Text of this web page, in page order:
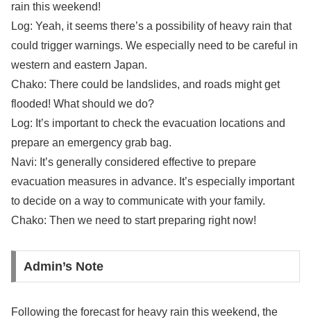
rain this weekend!
Log: Yeah, it seems there’s a possibility of heavy rain that
could trigger warnings. We especially need to be careful in
western and eastern Japan.
Chako: There could be landslides, and roads might get
flooded! What should we do?
Log: It’s important to check the evacuation locations and
prepare an emergency grab bag.
Navi: It’s generally considered effective to prepare
evacuation measures in advance. It’s especially important
to decide on a way to communicate with your family.
Chako: Then we need to start preparing right now!
Admin’s Note
Following the forecast for heavy rain this weekend, the